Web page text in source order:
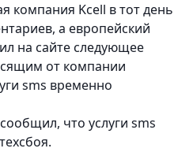
компания Kcell в тот день
а европейский
на сайте следующее
от компании
sms временно
что услуги sms